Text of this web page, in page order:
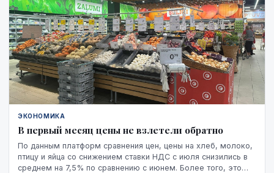
ЭКОНОМИКА
В первый месяц цены не взлетели обратно
По данным платформ сравнения цен, цены на хлеб, молоко,
птицу и яйца со снижением ставки НДС с июля снизились в
среднем на 7,5% по сравнению с июнем. Более того, это